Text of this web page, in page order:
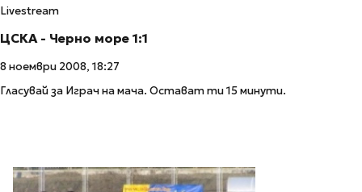
Livestream
ЦСКА - Черно море 1:1
8 ноември 2008, 18:27
Гласувай за Играч на мача. Остават ти 15 минути.